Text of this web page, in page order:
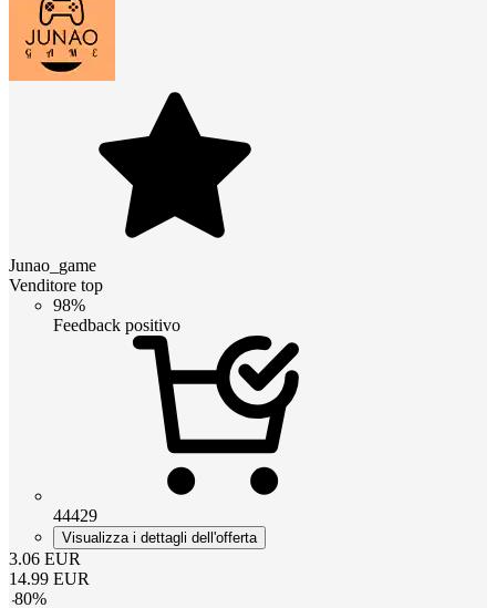
Junao_game
Venditore top
98%
Feedback positivo
44429
Visualizza i dettagli dell'offerta
3.06 EUR
14.99 EUR
-80%